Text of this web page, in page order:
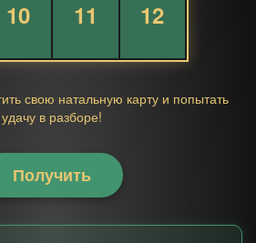
10 11 12
свою натальную карту и попытать
удачу в разборе!
Получить